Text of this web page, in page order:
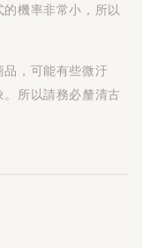
機率非常小，所以
，可能有些微汙
所以請務必釐清古